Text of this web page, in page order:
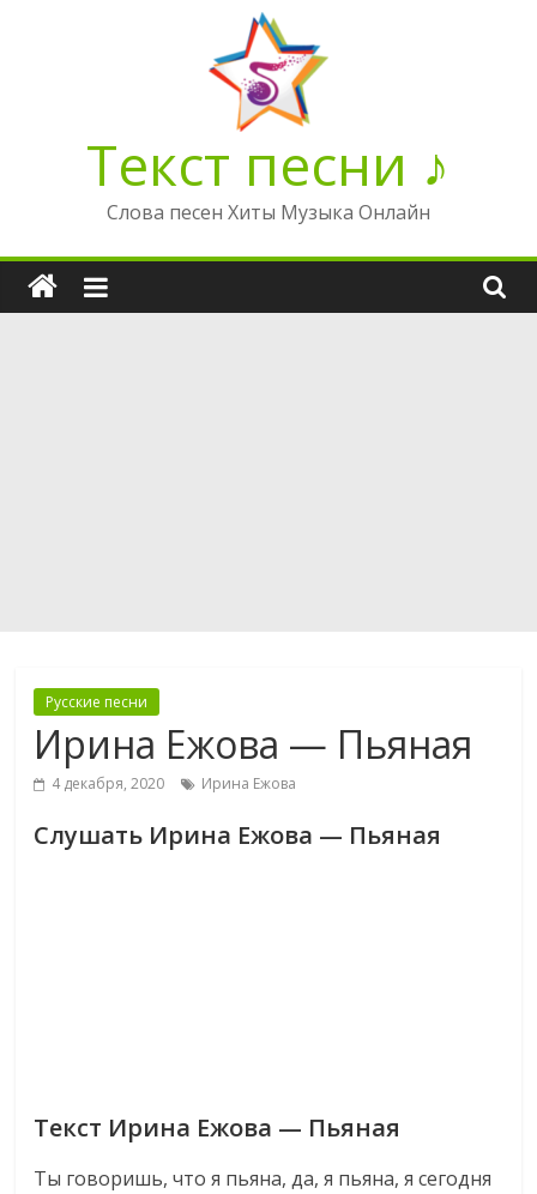
Текст песни ♪
Слова песен Хиты Музыка Онлайн
Русские песни
Ирина Ежова — Пьяная
4 декабря, 2020 Ирина Ежова
Слушать Ирина Ежова — Пьяная
Текст Ирина Ежова — Пьяная
Ты говоришь, что я пьяна, да, я пьяна, я сегодня